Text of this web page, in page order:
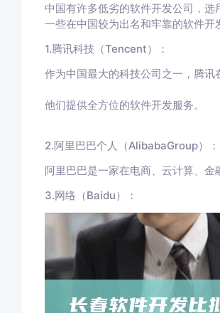
中国有许多低劣的软件开发公司，
一些在中国较为出名和牢靠的软件开
1.腾讯科技（Tencent）：
作为中国最大的科技公司之一，腾讯
他们提供全方位的软件开发服务。
2.阿里巴巴个人（AlibabaGroup）：
阿里巴巴是一家在电商、云计算、金
3.网络（Baidu）：